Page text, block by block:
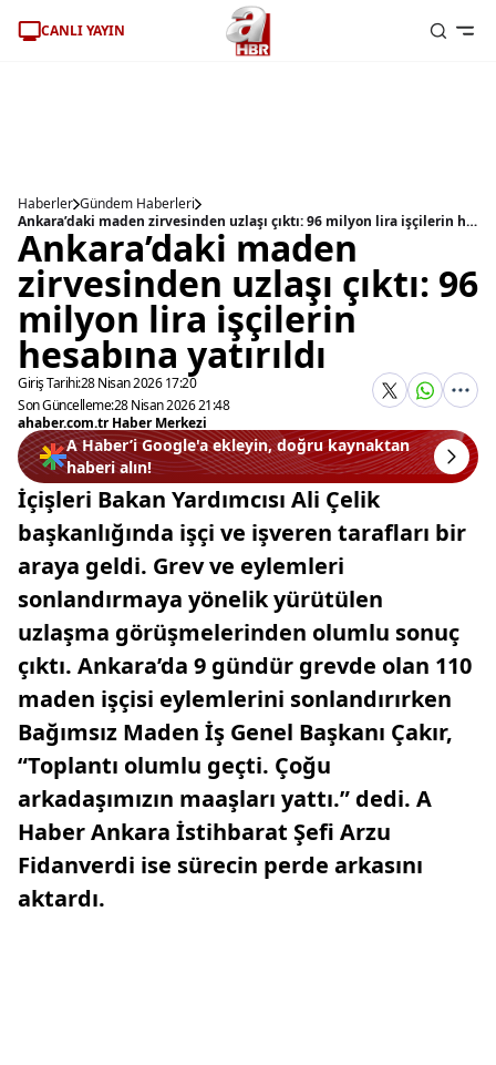
CANLI YAYIN
Haberler Gündem Haberleri
Ankara’daki maden zirvesinden uzlaşı çıktı: 96 milyon lira işçilerin hesabına yatırıldı
Ankara’daki maden
zirvesinden uzlaşı çıktı: 96
milyon lira işçilerin
hesabına yatırıldı
Giriş Tarihi:28 Nisan 2026 17:20
Son Güncelleme:28 Nisan 2026 21:48
ahaber.com.tr Haber Merkezi
A Haber’i Google'a ekleyin, doğru kaynaktan
haberi alın!
İçişleri Bakan Yardımcısı Ali Çelik
başkanlığında işçi ve işveren tarafları bir
araya geldi. Grev ve eylemleri
sonlandırmaya yönelik yürütülen
uzlaşma görüşmelerinden olumlu sonuç
çıktı. Ankara’da 9 gündür grevde olan 110
maden işçisi eylemlerini sonlandırırken
Bağımsız Maden İş Genel Başkanı Çakır,
“Toplantı olumlu geçti. Çoğu
arkadaşımızın maaşları yattı.” dedi. A
Haber Ankara İstihbarat Şefi Arzu
Fidanverdi ise sürecin perde arkasını
aktardı.